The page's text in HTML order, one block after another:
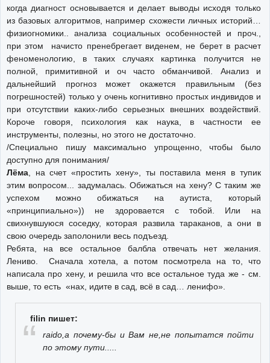
когда диагност основывается и делает выводы исходя только
из базовых алгоритмов, например схожести личных историй…
физиогномики.. анализа социальных особенностей и проч.,
при этом начисто пренебрегает виденем, не берет в расчет
феноменологию, в таких случаях картинка получится не
полной, примитивной и оч часто обманчивой. Анализ и
дальнейший прогноз может окажется правильным (без
погрешностей) только у очень когнитивно простых индивидов и
при отсутствии каких-либо серьезных внешних воздействий.
Короче говоря, психология как наука, в частности ее
инструменты, полезны, но этого не достаточно.
/Специально пишу максимально упрощенно, чтобы было
доступно для понимания/
Лёма , на счет «простить хену», ты поставила меня в тупик
этим вопросом... задумалась. Обижаться на хену? С таким же
успехом можно обижаться на аутиста, который
«принципиально»)) не здоровается с тобой. Или на
свихнувшуюся соседку, которая развила тараканов, а они в
свою очередь заполонили весь подъезд.
Ребята, на все остальное балбла отвечать нет желания.
Лениво. Сначала хотела, а потом посмотрела на то, что
написала про хену, и решила что все остальное туда же - см.
выше, то есть «нах, идите в сад, всё в сад… ленифо».
filin пишет:
raido,а почему-бы и Вам не,не попытатся пойти
по этому пути.....